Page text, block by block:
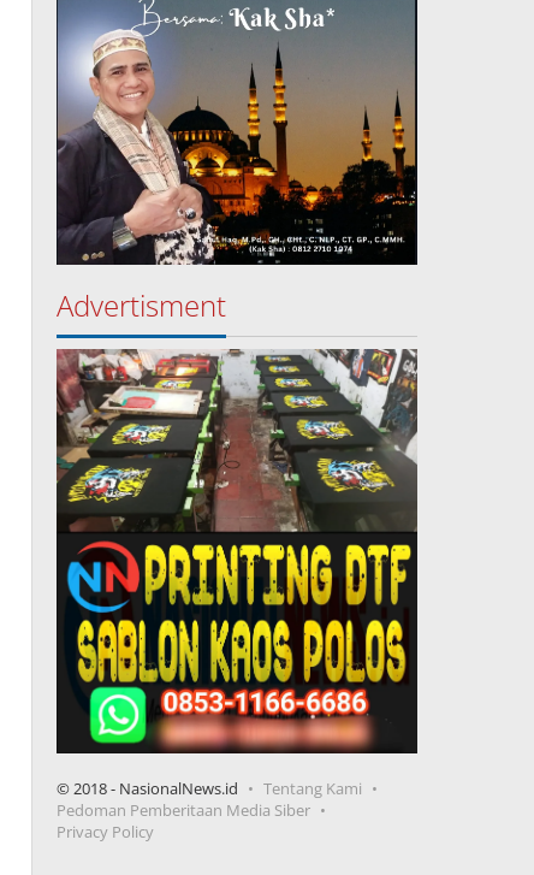
Advertisment
© 2018 - NasionalNews.id
Tentang Kami
Pedoman Pemberitaan Media Siber
Privacy Policy